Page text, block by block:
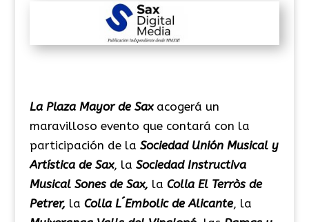
La Plaza Mayor de Sax acogerá un
maravilloso evento que contará con la
participación de la Sociedad Unión Musical y
Artística de Sax, la Sociedad Instructiva
Musical Sones de Sax, la Colla El Terròs de
Petrer, la Colla L´Embolic de Alicante, la